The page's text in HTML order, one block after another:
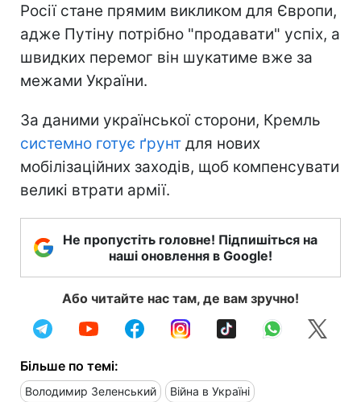
Росії стане прямим викликом для Європи,
адже Путіну потрібно "продавати" успіх, а
швидких перемог він шукатиме вже за
межами України.
За даними української сторони, Кремль
системно готує ґрунт для нових
мобілізаційних заходів, щоб компенсувати
великі втрати армії.
Не пропустіть головне! Підпишіться на
наші оновлення в Google!
Або читайте нас там, де вам зручно!
Більше по темі:
Володимир Зеленський Війна в Україні